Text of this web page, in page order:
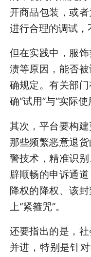
开商品包装，或
进行合理的调试，
但在实践中，服
渍等原因，能否
确规定。有关部
确“试用”与“实际使
其次，平台要构
那些频繁恶意退
警技术，精准识
辟顺畅的申诉通
降权的降权、该
上“紧箍咒”。
还要指出的是，
并进，特别是针